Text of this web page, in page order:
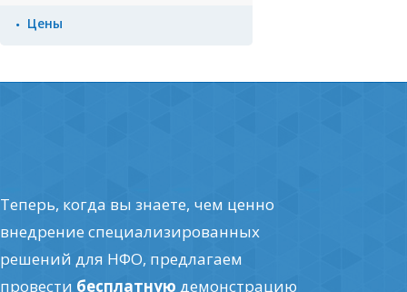
Цены
Теперь, когда вы знаете, чем ценно
внедрение специализированных
решений для НФО, предлагаем
провести бесплатную демонстрацию